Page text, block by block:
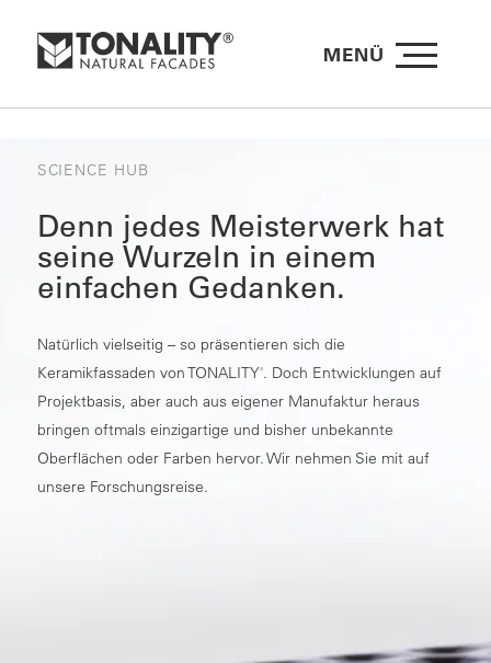
MENÜ
SCIENCE HUB
Denn jedes Meisterwerk hat
seine Wurzeln in einem
einfachen Gedanken.
Natürlich vielseitig – so präsentieren sich die
Keramikfassaden von TONALITY®. Doch Entwicklungen auf
Projektbasis, aber auch aus eigener Manufaktur heraus
bringen oftmals einzigartige und bisher unbekannte
Oberflächen oder Farben hervor. Wir nehmen Sie mit auf
unsere Forschungsreise.